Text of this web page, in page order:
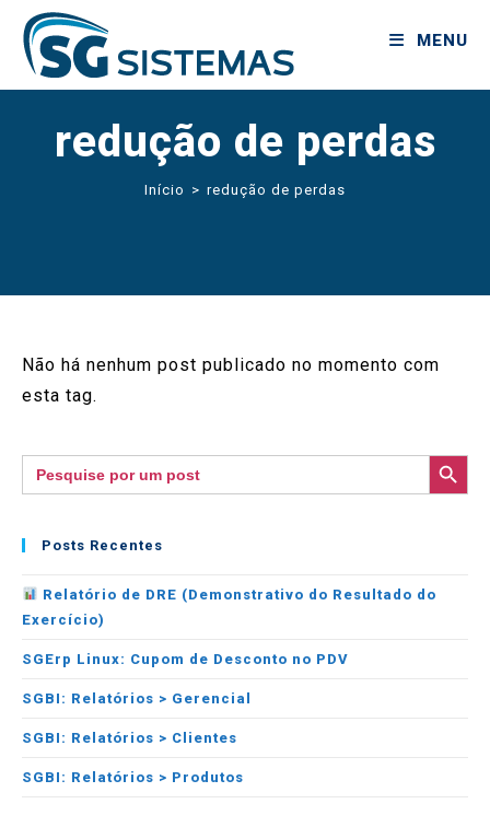
MENU
redução de perdas
Início > redução de perdas
Não há nenhum post publicado no momento com
esta tag.
Search
for:
SEARCH BUTTON
Posts Recentes
Relatório de DRE (Demonstrativo do Resultado do
Exercício)
SGErp Linux: Cupom de Desconto no PDV
SGBI: Relatórios > Gerencial
SGBI: Relatórios > Clientes
SGBI: Relatórios > Produtos